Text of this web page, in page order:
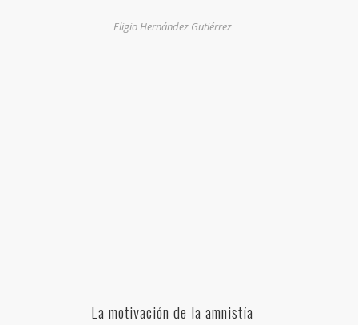
Eligio Hernández Gutiérrez
La motivación de la amnistía